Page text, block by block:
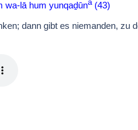
wa-lā hum yunqaḏūna(43)
dann gibt es niemanden,